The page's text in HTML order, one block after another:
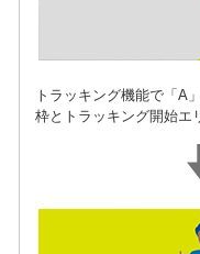
トラッキング機能で「A
枠とトラッキング開始エ